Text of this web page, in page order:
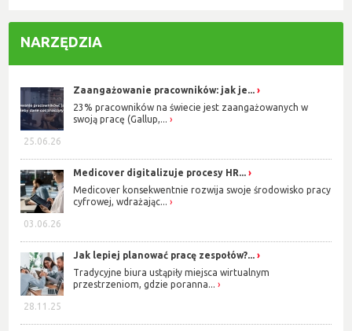
NARZĘDZIA
25.06.26
Zaangażowanie pracowników: jak je...
23% pracowników na świecie jest zaangażowanych w
swoją pracę (Gallup,...
03.06.26
Medicover digitalizuje procesy HR...
Medicover konsekwentnie rozwija swoje środowisko pracy
cyfrowej, wdrażając...
28.11.25
Jak lepiej planować pracę zespołów?...
Tradycyjne biura ustąpiły miejsca wirtualnym
przestrzeniom, gdzie poranna...